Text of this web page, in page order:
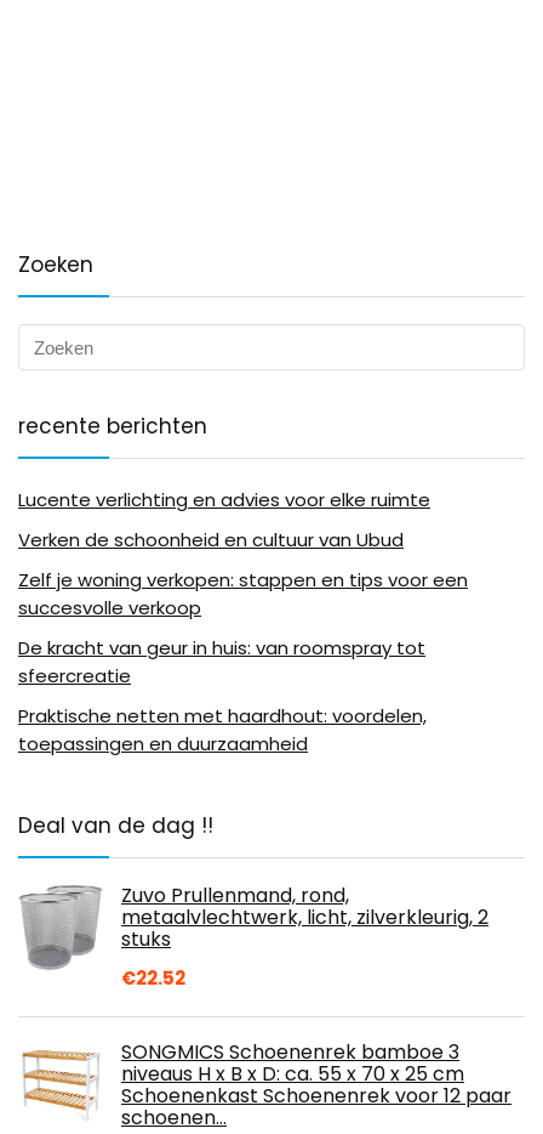
Zoeken
recente berichten
Lucente verlichting en advies voor elke ruimte
Verken de schoonheid en cultuur van Ubud
Zelf je woning verkopen: stappen en tips voor een
succesvolle verkoop
De kracht van geur in huis: van roomspray tot
sfeercreatie
Praktische netten met haardhout: voordelen,
toepassingen en duurzaamheid
Deal van de dag !!
Zuvo Prullenmand, rond,
metaalvlechtwerk, licht, zilverkleurig, 2
stuks
€22.52
SONGMICS Schoenenrek bamboe 3
niveaus H x B x D: ca. 55 x 70 x 25 cm
Schoenenkast Schoenenrek voor 12 paar
schoenen…